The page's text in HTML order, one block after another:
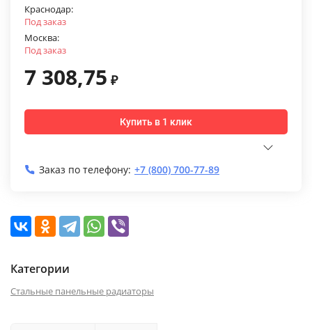
Краснодар:
Под заказ
Москва:
Под заказ
7 308,75 ₽
Купить в 1 клик
Заказ по телефону: +7 (800) 700-77-89
Категории
Стальные панельные радиаторы